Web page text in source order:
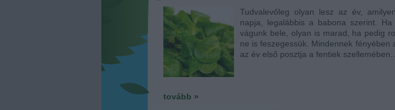
Tudvalevőleg olyan lesz az év,
napja, legalábbis a babona szerint. Ha
vágunk bele, olyan is marad, ha pedig
ne is feszegessük. Mindennek fényében
az év első posztja a fentiek szellemében…
tovább »